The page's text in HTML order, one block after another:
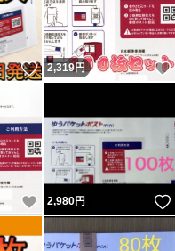
いいね！
2,319円
いいね！
2,980円